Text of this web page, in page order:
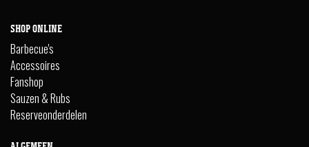
SHOP ONLINE
Barbecue's
Accessoires
Fanshop
Sauzen & Rubs
Reserveonderdelen